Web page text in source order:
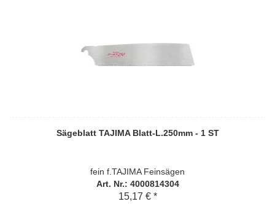
Sägeblatt TAJIMA Blatt-L.250mm - 1 ST
fein f.TAJIMA Feinsägen
Art. Nr.: 4000814304
15,17 € *